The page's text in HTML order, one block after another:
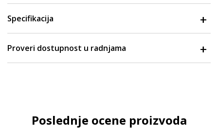
Specifikacija
Proveri dostupnost u radnjama
Poslednje ocene proizvoda